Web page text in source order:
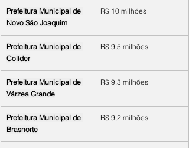
Prefeitura Municipal de
Novo São Joaquim
R$ 10 milhões
Prefeitura Municipal de
Colíder
R$ 9,5 milhões
Prefeitura Municipal de
Várzea Grande
R$ 9,3 milhões
Prefeitura Municipal de
Brasnorte
R$ 9,2 milhões